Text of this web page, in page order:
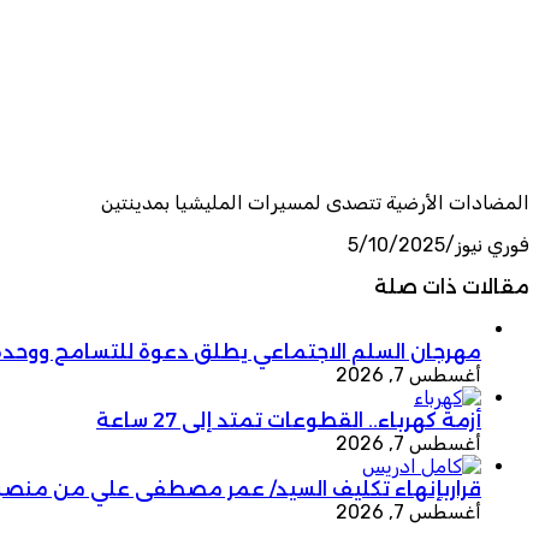
المضادات الأرضية تتصدى لمسيرات المليشيا بمدينتين
فوري نيوز/5/10/2025
مقالات ذات صلة
مهرجان السلم الاجتماعي يطلق دعوة للتسامح
أغسطس 7, 2026
أزمة كهرباء.. القطوعات تمتد إلى 27 ساعة
أغسطس 7, 2026
قراربإنهاء تكليف السيد/ عمر مصطفى علي من
أغسطس 7, 2026